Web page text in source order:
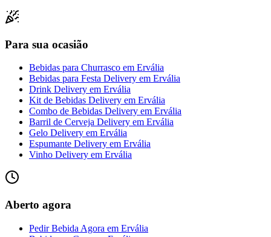
Para sua ocasião
Bebidas para Churrasco em Ervália
Bebidas para Festa Delivery em Ervália
Drink Delivery em Ervália
Kit de Bebidas Delivery em Ervália
Combo de Bebidas Delivery em Ervália
Barril de Cerveja Delivery em Ervália
Gelo Delivery em Ervália
Espumante Delivery em Ervália
Vinho Delivery em Ervália
Aberto agora
Pedir Bebida Agora em Ervália